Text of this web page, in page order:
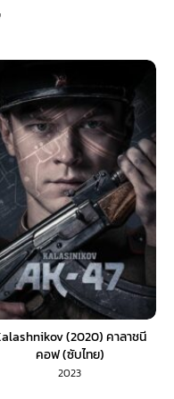
(2020) คาลาชนี
คอฟ (ซับไทย)
2023